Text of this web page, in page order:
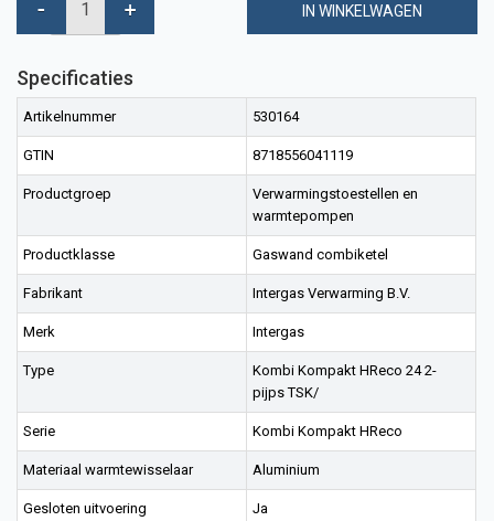
IN WINKELWAGEN
Specificaties
Artikelnummer 530164
GTIN 8718556041119
Productgroep
Verwarmingstoestellen en
warmtepompen
Productklasse Gaswand combiketel
Fabrikant Intergas Verwarming B.V.
Merk Intergas
Type
Kombi Kompakt HReco 24 2-
pijps TSK/
Serie Kombi Kompakt HReco
Materiaal warmtewisselaar Aluminium
Gesloten uitvoering Ja